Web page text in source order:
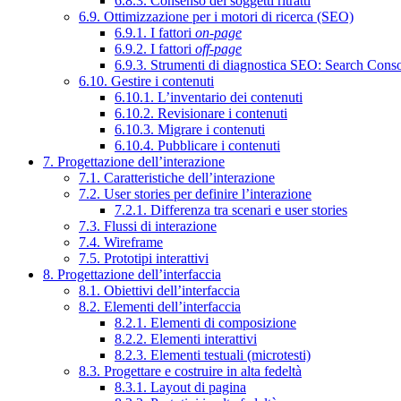
6.9. Ottimizzazione per i motori di ricerca (SEO)
6.9.1. I fattori on-page
6.9.2. I fattori off-page
6.9.3. Strumenti di diagnostica SEO: Search
6.10. Gestire i contenuti
6.10.1. L’inventario dei contenuti
6.10.2. Revisionare i contenuti
6.10.3. Migrare i contenuti
6.10.4. Pubblicare i contenuti
7. Progettazione dell’interazione
7.1. Caratteristiche dell’interazione
7.2. User stories per definire l’interazione
7.2.1. Differenza tra scenari e user stories
7.3. Flussi di interazione
7.4. Wireframe
7.5. Prototipi interattivi
8. Progettazione dell’interfaccia
8.1. Obiettivi dell’interfaccia
8.2. Elementi dell’interfaccia
8.2.1. Elementi di composizione
8.2.2. Elementi interattivi
8.2.3. Elementi testuali (microtesti)
8.3. Progettare e costruire in alta fedeltà
8.3.1. Layout di pagina